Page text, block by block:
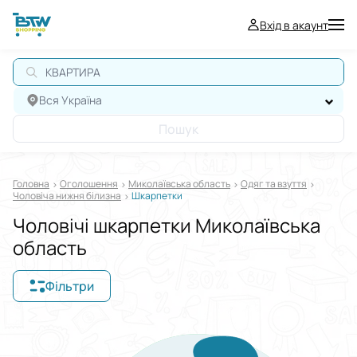
Вхід в акаунт
КВАРТИРА
Вся Україна
Пошук
Головна Оголошення Миколаївська область
Одяг та взуття
Чоловіча нижня білизна
Шкарпетки
Чоловічі шкарпетки Миколаївська
область
Фільтри